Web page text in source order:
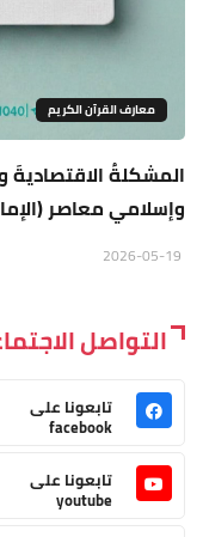
معارف القرآن الكريم
المشكلةُ
وإسلامي معاصر
التواصل
تابعونا على
facebook
تابعونا على
youtube